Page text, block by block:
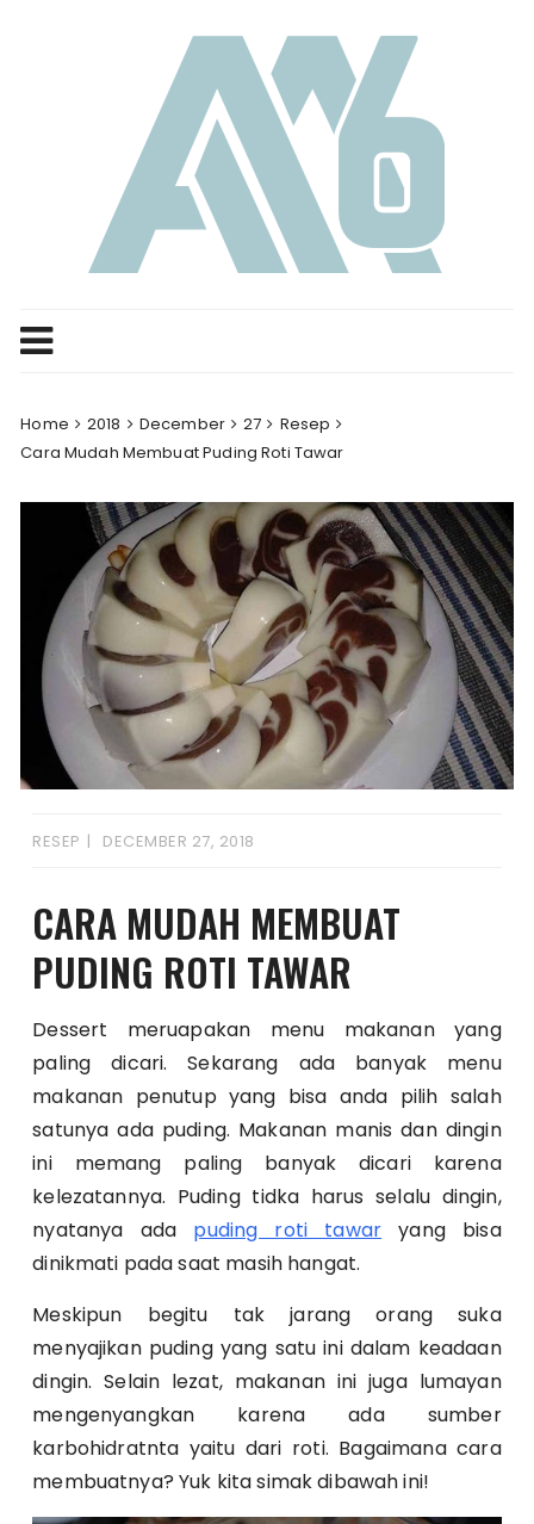
Home 2018 December 27
Resep
Cara Mudah Membuat Puding Roti Tawar
RESEP DECEMBER 27, 2018
CARA MUDAH MEMBUAT
PUDING ROTI TAWAR
Dessert meruapakan menu makanan yang
paling dicari. Sekarang ada banyak menu
makanan penutup yang bisa anda pilih salah
satunya ada puding. Makanan manis dan dingin
ini memang paling banyak dicari karena
kelezatannya. Puding tidka harus selalu dingin,
nyatanya ada puding roti tawar yang bisa
dinikmati pada saat masih hangat.
Meskipun begitu tak jarang orang suka
menyajikan puding yang satu ini dalam keadaan
dingin. Selain lezat, makanan ini juga lumayan
mengenyangkan karena ada sumber
karbohidratnta yaitu dari roti. Bagaimana cara
membuatnya? Yuk kita simak dibawah ini!